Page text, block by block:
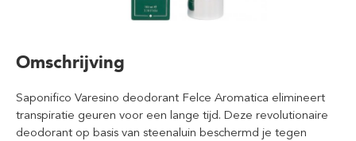
Omschrijving
Saponifico Varesino deodorant Felce Aromatica elimineert
transpiratie geuren voor een lange tijd. Deze revolutionaire
deodorant op basis van steenaluin beschermd je tegen